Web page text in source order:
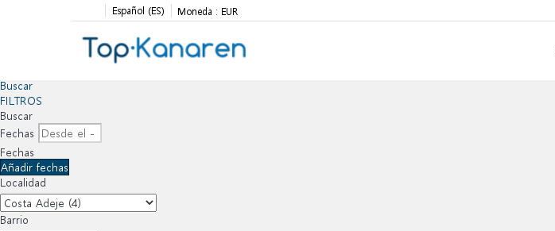
Español (ES) Moneda : EUR
Buscar
FILTROS
Buscar
Fechas
Fechas
Añadir fechas
Localidad
Barrio